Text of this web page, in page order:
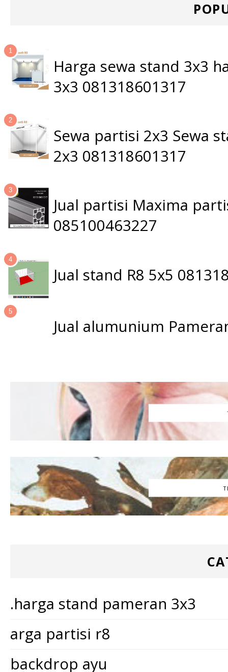
Harga sewa stand 3x3
3x3 081318601317
Sewa partisi 2x3 Sewa
2x3 081318601317
Jual partisi Maxima
085100463227
Jual stand R8 5x5
Jual alumunium
.harga stand pameran 3x3
arga partisi r8
backdrop ayu